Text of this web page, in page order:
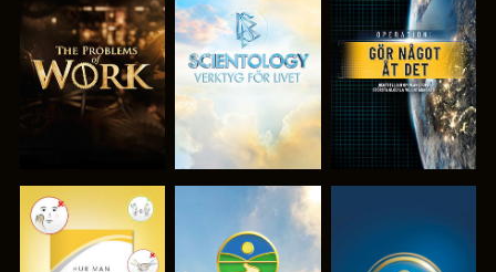
UTFORSKA
SERIEN
UTFORSKA
SERIEN
TITTA
TITTA TITTA TITTA